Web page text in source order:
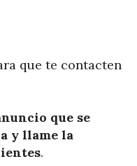
que te contacten
que se
y llame la
.